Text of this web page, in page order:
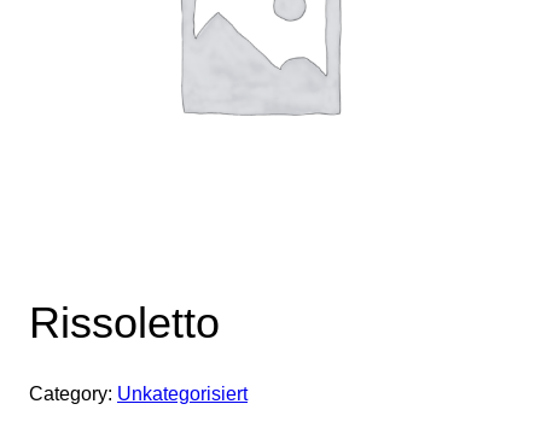
Rissoletto
Category: Unkategorisiert